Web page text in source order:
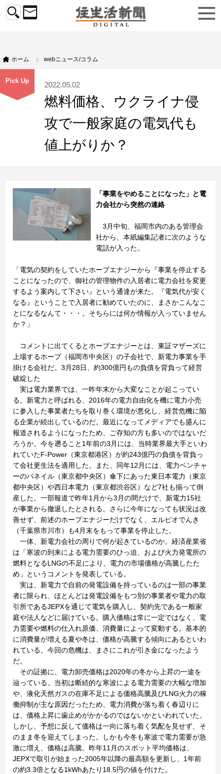
ホーム webニュース/コラム
Pick Up 2022.05.02
燃料価格、ウクライナ侵
攻で一般家庭の電気代も
値上がりか？
「事業をやめることになった」と電
力会社から突然の連絡
3月中旬、福岡市内のある管理会
社から、本紙編集記者に次のような
電話が入った。
「電気の契約をしていたホープエナジーから『事業を停止する
ことになったので、御社の管理物件の入居者に電力会社を変更
するよう案内して下さい』という通達が来た。『電気代が安く
なる』ということで入居者に勧めていたのに、まさかこんなこ
とになるなんて・・・。そちらには何か情報が入っていません
か？」
コメントに出てくるとホープエナジーとは、東証マザーズに
上場するホープ（福岡市中央区）の子会社で、新電力事業を手
掛ける会社だ。3月28日、約300億円もの負債を背負って経営
破綻した
実は電力業界では、一昨年末から大変なことが起こってい
る。新電力と呼ばれる、2016年の電力自由化を機に電力小売
に参入した事業者たちを取り巻く環境が悪化し、経営危機に陥
る企業が続出しているのだ。最近になってメディアでも盛んに
報道されるようになったため、ご存知の方も多いのではないだ
ろうか。今を遡ること1年前の3月には、当時業界最大手といわ
れていたF-Power（東京都港区）が約243億円の負債を背負っ
て会社更生法を適用した。また、同年12月には、電力ベンチャ
ーのパネイル（東京都中央区）傘下にあった東日本電力（東京
都中央区）や西日本電力（東京都渋谷区）など7社も揃って倒
産した。一部報道で昨年1月から3月の間だけで、新電力15社
が事業から撤退したとされる。さらに今年になっても状況は改
善せず、前述のホープエナジーだけでなく、エルピオでんき
（千葉県市川市）も4月末をもって事業を停止した。
一体、新電力会社の周りで何が起きているのか。経済産業省
は「寒波の到来による電力需要のひっ迫、および火力発電所の
燃料となるLNGの不足により、電力の市場価格が高騰したた
め」というコメントを発表している。
実は、新電力で自前の発電設備を持っているのは一部の事業
者に限られ、ほとんどは発電設備をもつ別の事業者や電力の取
引所であるJEPXを通じて電気を購入し、契約先である一般家
庭や法人などに届けている。購入価格は常に一定ではなく、電
力需要や燃料の仕入れ原価、消費量によって変動する。基本的
に消費量が増える夏や冬は、価格が高騰する傾向にあるといわ
れている。今回の危機は、まさにこれが引き金になったよう
だ。
その証拠に、電力卸売価格は2020年の冬から上昇の一途を
辿っている。当初は断続的な寒波による電力需要の大幅な増加
や、液化天然ガスの在庫不足による価格高騰及びLNG火力の稼
働抑制が主な原因だったため、電力消費が落ち着く春辺りに
は、価格上昇に歯止めがかかるのではないかといわれていた。
しかし、予想に反して価格は一向に落ち着く気配を見せず、そ
のまま冬を迎えてしまった。しかも今冬も寒波で電力需要が急
激に増え、価格は高騰。昨年11月のスポット平均価格は、
JEPXで取引が始まった2005年以降の最高額を更新し、1年前
の約3.3倍となる1kWhあたり18.5円の値を付けた。